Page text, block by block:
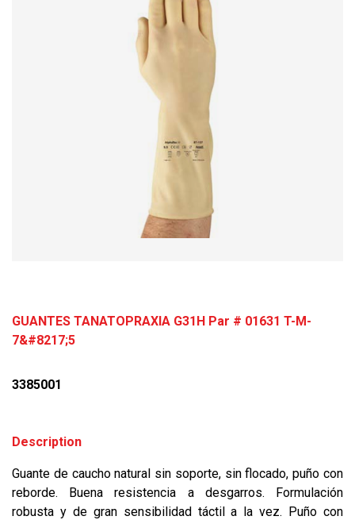
GUANTES TANATOPRAXIA G31H Par # 01631 T-M-
7&#8217;5
3385001
Description
Guante de caucho natural sin soporte, sin flocado, puño con
reborde. Buena resistencia a desgarros. Formulación
robusta y de gran sensibilidad táctil a la vez. Puño con